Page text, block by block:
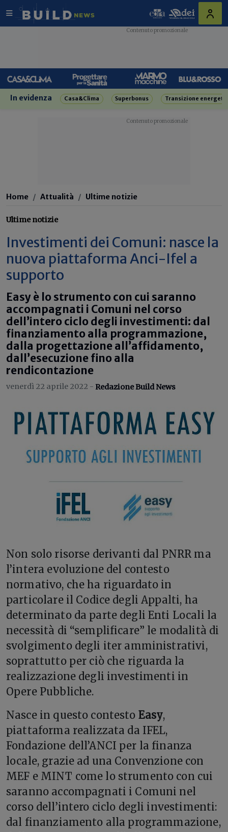
In evidenza Casa&Clima Superbonus Transizione
Home Attualità Ultime notizie
Ultime notizie
Investimenti dei Comuni: nasce la
nuova piattaforma Anci-Ifel a
supporto
Easy è lo strumento con cui saranno
accompagnati i Comuni nel corso
dell’intero ciclo degli investimenti: dal
finanziamento alla programmazione,
dalla progettazione all’affidamento,
dall’esecuzione fino alla
rendicontazione
venerdì 22 aprile 2022 - Redazione Build News
Non solo risorse derivanti dal PNRR ma
l’intera evoluzione del contesto
normativo, che ha riguardato in
particolare il Codice degli Appalti, ha
determinato da parte degli Enti Locali la
necessità di “semplificare” le modalità di
svolgimento degli iter amministrativi,
soprattutto per ciò che riguarda la
realizzazione degli investimenti in
Opere Pubbliche.
Nasce in questo contesto Easy,
piattaforma realizzata da IFEL,
Fondazione dell’ANCI per la finanza
locale, grazie ad una Convenzione con
MEF e MINT come lo strumento con cui
saranno accompagnati i Comuni nel
corso dell’intero ciclo degli investimenti:
dal finanziamento alla programmazione,